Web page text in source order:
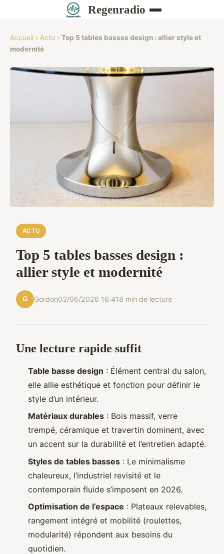
Regenradio
Accueil › Actu › Top 5 tables basses design : allier style et
modernité
ACTU
Top 5 tables basses design :
allier style et modernité
G Gordon03/06/2026 16:418 min de lecture
Une lecture rapide suffit
Table basse design : Élément central du salon,
elle allie esthétique et fonction pour définir le
style d’un intérieur.
Matériaux durables : Bois massif, verre
trempé, céramique et travertin dominent, avec
un accent sur la durabilité et l’entretien adapté.
Styles de tables basses : Le minimalisme
chaleureux, l’industriel revisité et le
contemporain fluide s’imposent en 2026.
Optimisation de l’espace : Plateaux relevables,
rangement intégré et mobilité (roulettes,
modularité) répondent aux besoins du
quotidien.